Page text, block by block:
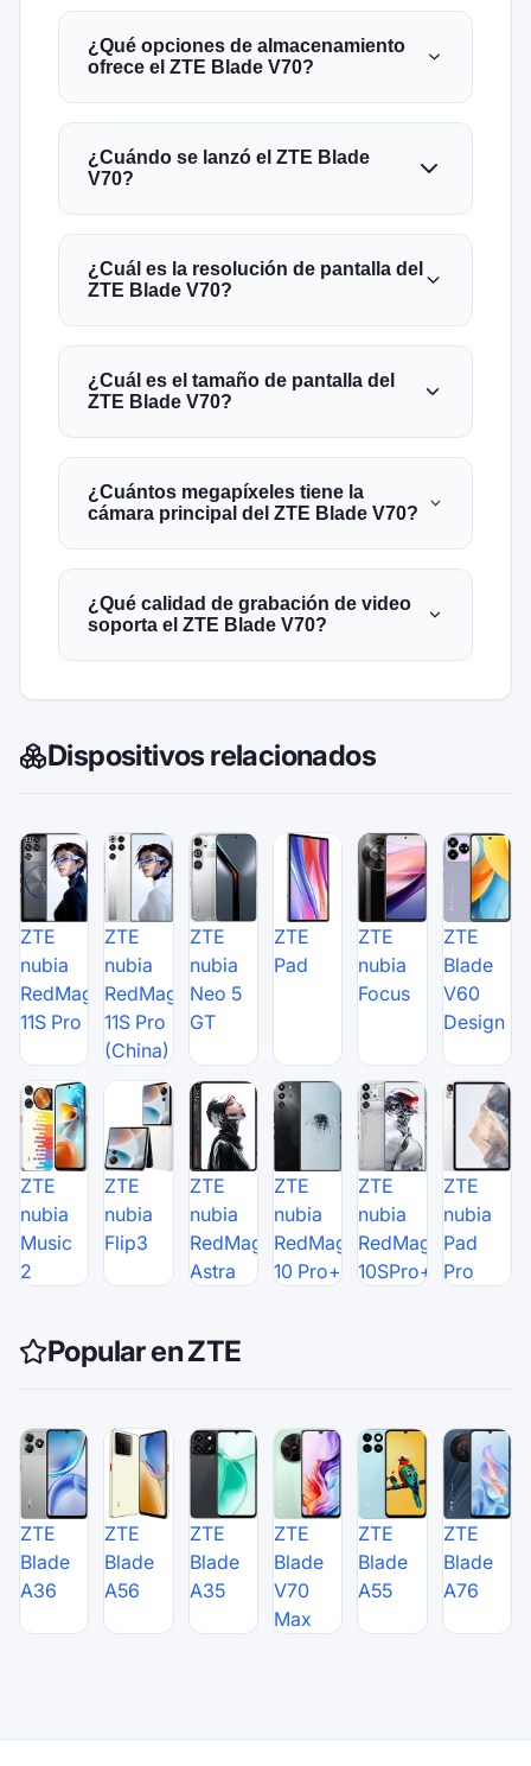
¿Qué opciones de almacenamiento
ofrece el ZTE Blade V70?
¿Cuándo se lanzó el ZTE Blade
V70?
¿Cuál es la resolución de pantalla del
ZTE Blade V70?
¿Cuál es el tamaño de pantalla del
ZTE Blade V70?
¿Cuántos megapíxeles tiene la
cámara principal del ZTE Blade V70?
¿Qué calidad de grabación de video
soporta el ZTE Blade V70?
Dispositivos relacionados
ZTE
nubia
RedMagic
11S Pro
ZTE
nubia
RedMagic
11S Pro
(China)
ZTE
nubia
Neo 5
GT
ZTE
Pad
ZTE
nubia
Focus
ZTE
Blade
V60
Design
ZTE
nubia
Music
2
ZTE
nubia
Flip3
ZTE
nubia
RedMagic
Astra
ZTE
nubia
RedMagic
10 Pro+
ZTE
nubia
RedMagic
10SPro+
ZTE
nubia
Pad
Pro
Popular en ZTE
ZTE
Blade
A36
ZTE
Blade
A56
ZTE
Blade
A35
ZTE
Blade
V70
Max
ZTE
Blade
A55
ZTE
Blade
A76